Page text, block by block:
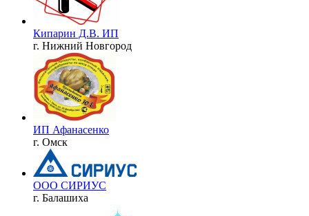
Кипарин Д.В. ИП
г. Нижний Новгород
ИП Афанасенко
г. Омск
ООО СИРИУС
г. Балашиха